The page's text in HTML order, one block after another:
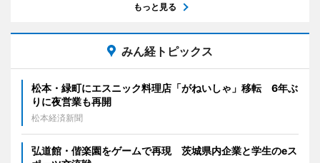
もっと見る
みん経トピックス
松本・緑町にエスニック料理店「がねいしゃ」移転 6年ぶ
りに夜営業も再開
松本経済新聞
弘道館・偕楽園をゲームで再現 茨城県内企業と学生のeス